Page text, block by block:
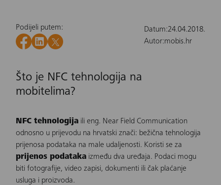
Podijeli putem: Datum:24.04.2018.
Autor:mobis.hr
Što je NFC tehnologija na
mobitelima?
NFC tehnologija ili eng. Near Field Communication
odnosno u prijevodu na hrvatski znači: bežična tehnologija
prijenosa podataka na male udaljenosti. Koristi se za
prijenos podataka između dva uređaja. Podaci mogu
biti fotografije, video zapisi, dokumenti ili čak plaćanje
usluga i proizvoda.